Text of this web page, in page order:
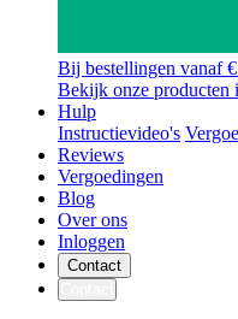
Bij bestellingen vanaf
Bekijk onze producten
Hulp
Instructievideo's
Reviews
Vergoedingen
Blog
Over ons
Inloggen
Contact